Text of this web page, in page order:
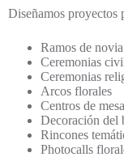
Diseñamos proyectos
Ramos de novia
Ceremonias
Ceremonias
Arcos florales
Centros de mesa
Decoración del
Rincones
Photocalls